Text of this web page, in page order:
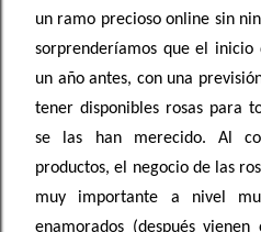
un ramo precioso online sin
sorprenderíamos que el inicio
un año antes, con una
tener disponibles rosas para
se las han merecido. Al
productos, el negocio de las
muy importante a nivel
enamorados (después